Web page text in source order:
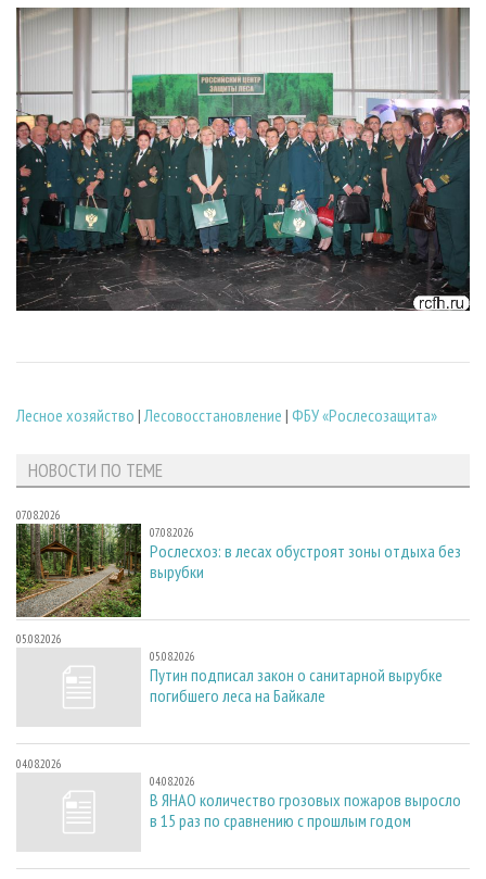
Лесное хозяйство |Лесовосстановление | ФБУ «Рослесозащита»
НОВОСТИ ПО ТЕМЕ
07.08.2026
07.08.2026
Рослесхоз: в лесах обустроят зоны отдыха без
вырубки
05.08.2026
05.08.2026
Путин подписал закон о санитарной вырубке
погибшего леса на Байкале
04.08.2026
04.08.2026
В ЯНАО количество грозовых пожаров выросло
в 15 раз по сравнению с прошлым годом